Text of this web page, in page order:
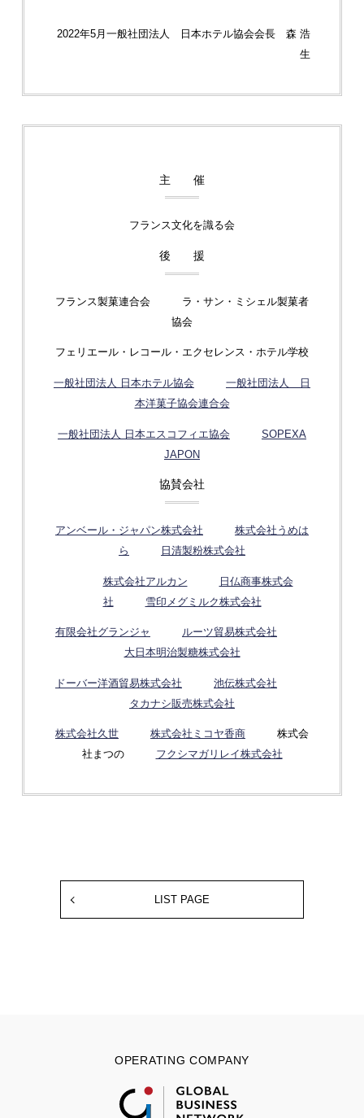
2022年5月一般社団法人 日本ホテル協会会長 森 浩
生
主 催
フランス文化を識る会
後 援
フランス製菓連合会 ラ・サン・ミシェル製菓者
協会
フェリエール・レコール・エクセレンス・ホテル学校
一般社団法人 日本ホテル協会
一般社団法人 日
本洋菓子協会連合会
一般社団法人 日本エスコフィエ協会
SOPEXA
JAPON
協賛会社
アンベール・ジャパン株式会社
株式会社うめは
ら
日清製粉株式会社
株式会社アルカン
日仏商事株式会
社
雪印メグミルク株式会社
有限会社グランジャ
ルーツ貿易株式会社
大日本明治製糖株式会社
ドーバー洋酒貿易株式会社
池伝株式会社
タカナシ販売株式会社
株式会社久世 株式会社ミコヤ香商 株式会
社まつの
フクシマガリレイ株式会社
LIST PAGE
OPERATING COMPANY